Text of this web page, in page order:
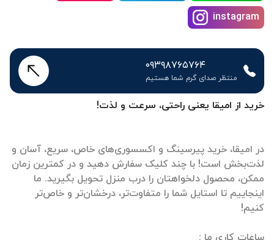
خرید از امیقا یعنی راحتی، سرعت و لذت!
در امیقا، خرید پیرسینگ و اکسسوری‌های خاص، سریع، آسان و
لذت‌بخش است! با چند کلیک سفارش دهید و در کمترین زمان
ممکن، محصول دلخواهتان را درب منزل تحویل بگیرید. ما
اینجاییم تا استایل شما را متفاوت‌تر، درخشان‌تر و خاص‌تر
instagram
۰۹۳۹۸۷۶۵۷۶۴
منتظر صدای گرم شما هستیم